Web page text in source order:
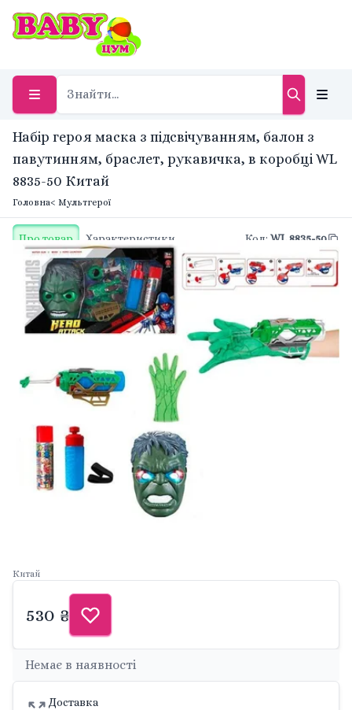
Набір героя маска з підсвічуванням, балон з
павутинням, браслет, рукавичка, в коробці WL
8835-50 Китай
Головна< Мультгерої
Про товар Характеристики Код: WL 8835-50
Китай
530 ₴
Немає в наявності
Доставка